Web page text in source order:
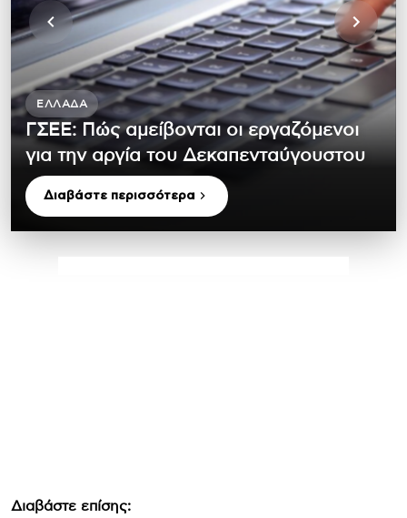
ΕΛΛΆΔΑ
ΓΣΕΕ: Πώς αμείβονται οι εργαζόμενοι
για την αργία του Δεκαπενταύγουστου
Διαβάστε περισσότερα
Διαβάστε επίσης: